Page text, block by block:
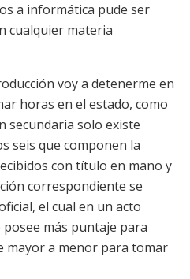
a informática pude ser
cualquier materia
voy a detenerme en
horas en el estado, como
secundaria solo existe
seis que componen la
con título en mano y
correspondiente se
el cual en un acto
más puntaje para
mayor a menor para tomar